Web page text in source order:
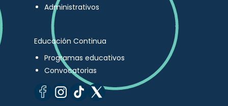
Administrativos
Educación Continua
Programas educativos
Convocatorias